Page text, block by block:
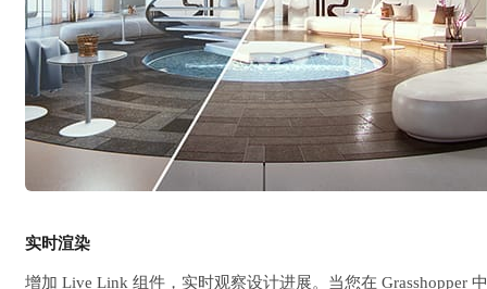
实时渲染
增加 Live Link 组件，实时观察设计进展。当您在 Grasshopper 中